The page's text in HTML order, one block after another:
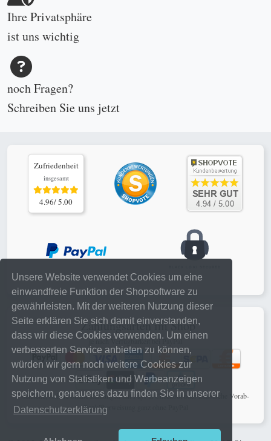
Unsere Website verwendet Cookies um eine
einwandfreie Funktion der Shopsoftware zu
gewährleisten. Mit der weiteren Nutzung dieser
Seite erklären Sie sich damit einverstanden,
dass wir diese Cookies verwenden. Um einen
verbesserten Service anbieten zu können,
würden wir gern noch weitere Cookies zur
Nutzung von Statistiken und Werbeanzeigen
speichern, genaueres dazu finden Sie in unserer
Datenschutzerklärung
Ihre Privatsphäre
ist uns wichtig
noch Fragen?
Schreiben Sie uns jetzt
Zufriedenheit
insgesamt
4.96/ 5.00
Zahlungsarten im Shop
je nach Verfügbarkeit bei PayPal
schnelle, sichere online Zahlungen mit PayPal Checkout oder klassische Vorab-
Banküberweisung ganz ohne PayPal